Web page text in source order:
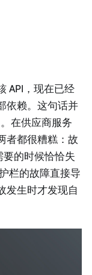
API，现在已经
依赖。这句话并
在供应商服务
者都很糟糕：故
要的时候恰恰失
栏的故障直接导
发生时才发现自